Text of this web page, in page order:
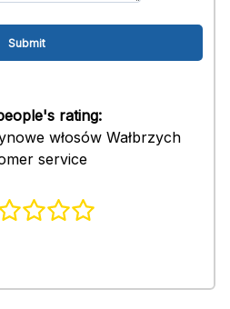
rating:
włosów Wałbrzych
service